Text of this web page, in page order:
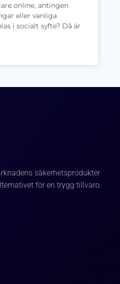
online, antingen
eller vanliga
i socialt syfte? Då är
säkerhetsprodukter
för en trygg tillvaro.